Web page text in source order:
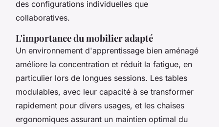
des configurations individuelles que
collaboratives.
L'importance du mobilier adapté
Un environnement d'apprentissage bien aménagé
améliore la concentration et réduit la fatigue, en
particulier lors de longues sessions. Les tables
modulables, avec leur capacité à se transformer
rapidement pour divers usages, et les chaises
ergonomiques assurant un maintien optimal du